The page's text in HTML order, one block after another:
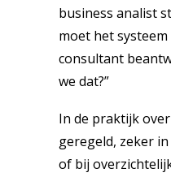
business analist
moet het systeem
consultant
we dat?”
In de praktijk
geregeld, zeker
of bij